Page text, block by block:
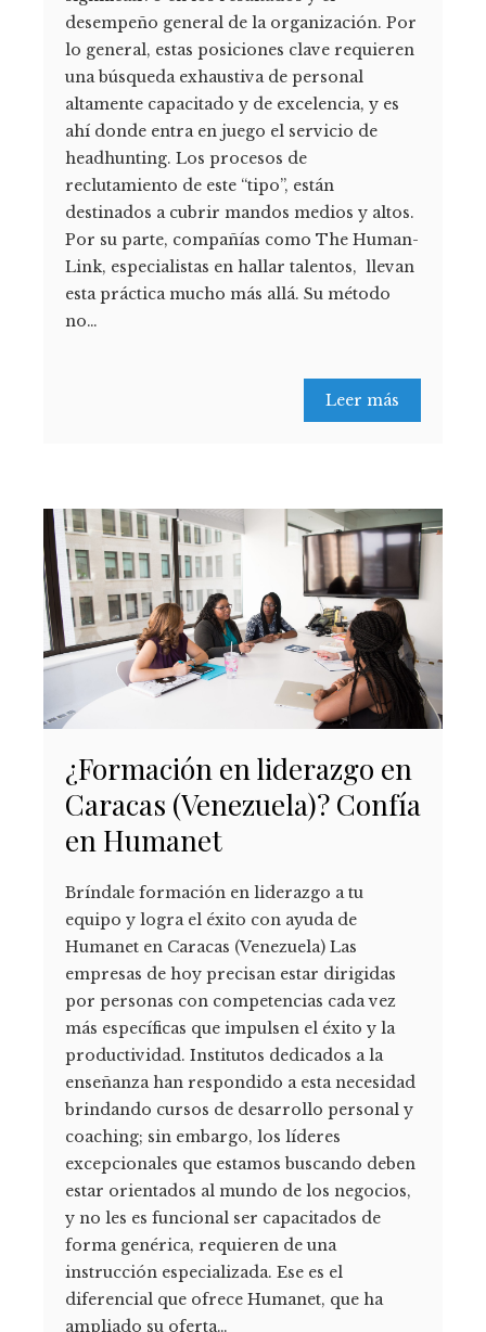
desempeño general de la organización. Por
lo general, estas posiciones clave requieren
una búsqueda exhaustiva de personal
altamente capacitado y de excelencia, y es
ahí donde entra en juego el servicio de
headhunting. Los procesos de
reclutamiento de este “tipo”, están
destinados a cubrir mandos medios y altos.
Por su parte, compañías como The Human-
Link, especialistas en hallar talentos, llevan
esta práctica mucho más allá. Su método
no…
Leer más
¿Formación en liderazgo en
Caracas (Venezuela)? Confía
en Humanet
Bríndale formación en liderazgo a tu
equipo y logra el éxito con ayuda de
Humanet en Caracas (Venezuela) Las
empresas de hoy precisan estar dirigidas
por personas con competencias cada vez
más específicas que impulsen el éxito y la
productividad. Institutos dedicados a la
enseñanza han respondido a esta necesidad
brindando cursos de desarrollo personal y
coaching; sin embargo, los líderes
excepcionales que estamos buscando deben
estar orientados al mundo de los negocios,
y no les es funcional ser capacitados de
forma genérica, requieren de una
instrucción especializada. Ese es el
diferencial que ofrece Humanet, que ha
ampliado su oferta…